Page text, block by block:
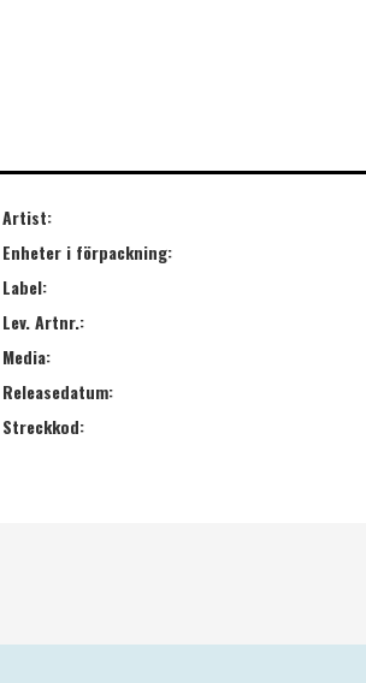
Artist:
Enheter i förpackning:
Label:
Lev. Artnr.:
Media:
Releasedatum:
Streckkod: